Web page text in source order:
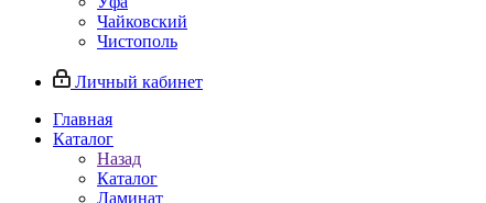
Чайковский
Чистополь
Личный кабинет
Главная
Каталог
Назад
Каталог
Ламинат